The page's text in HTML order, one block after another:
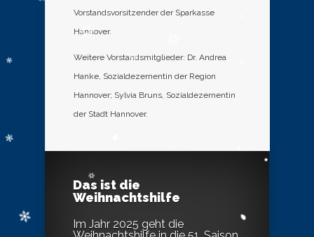
Vorstandsvorsitzender der Sparkasse
Hannover.
Weitere Vorstandsmitglieder: Dr. Andrea
Hanke, Sozialdezernentin der Region
Hannover; Sylvia Bruns, Sozialdezernentin
der Stadt Hannover.
Das ist die
Weihnachtshilfe
Im Jahr 2025 geht die